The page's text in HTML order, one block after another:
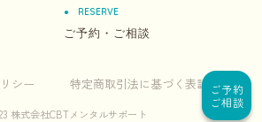
RESERVE
ご予約・ご相談
シー 特定商取引法に基づく表記
株式会社CBTメンタルサポート
ご予約
ご相談